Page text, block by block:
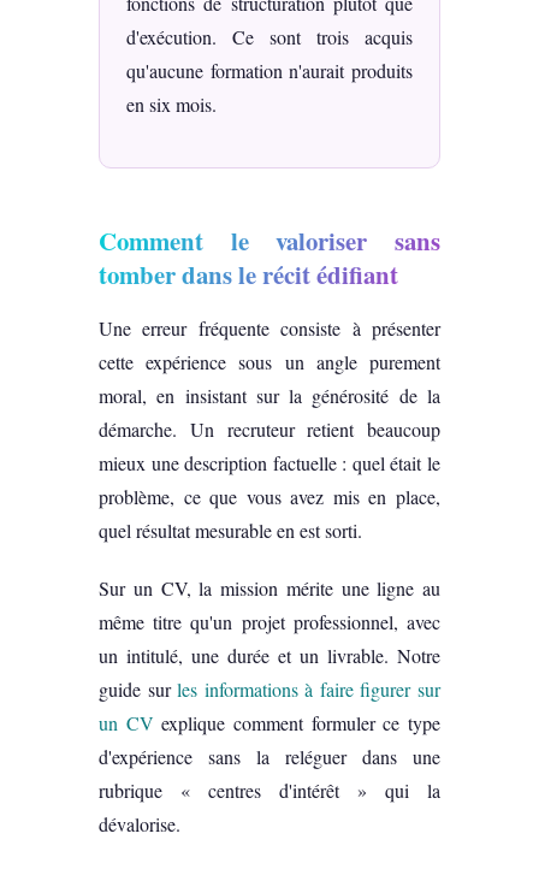
d'exécution. Ce sont trois acquis
qu'aucune formation n'aurait produits
en six mois.
Comment le valoriser sans
tomber dans le récit édifiant
Une erreur fréquente consiste à présenter
cette expérience sous un angle purement
moral, en insistant sur la générosité de la
démarche. Un recruteur retient beaucoup
mieux une description factuelle : quel était le
problème, ce que vous avez mis en place,
quel résultat mesurable en est sorti.
Sur un CV, la mission mérite une ligne au
même titre qu'un projet professionnel, avec
un intitulé, une durée et un livrable. Notre
guide surles informations à faire figurer sur
un CV explique comment formuler ce type
d'expérience sans la reléguer dans une
rubrique « centres d'intérêt » qui la
dévalorise.